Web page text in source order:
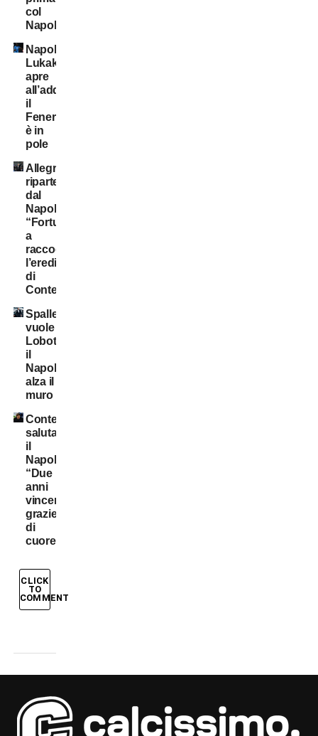
col
Napoli
Napoli:
Lukaku
apre
all’addio,
il
Fenerbahçe
è in
pole
Allegri
riparte
dal
Napoli:
“Fortunato
a
raccogliere
l’eredità
di
Conte”
Spalletti
vuole
Lobotka:
il
Napoli
alza il
muro
Conte
saluta
il
Napoli:
“Due
anni
vincenti,
grazie
di
cuore”
CLICK
TO
COMMENT